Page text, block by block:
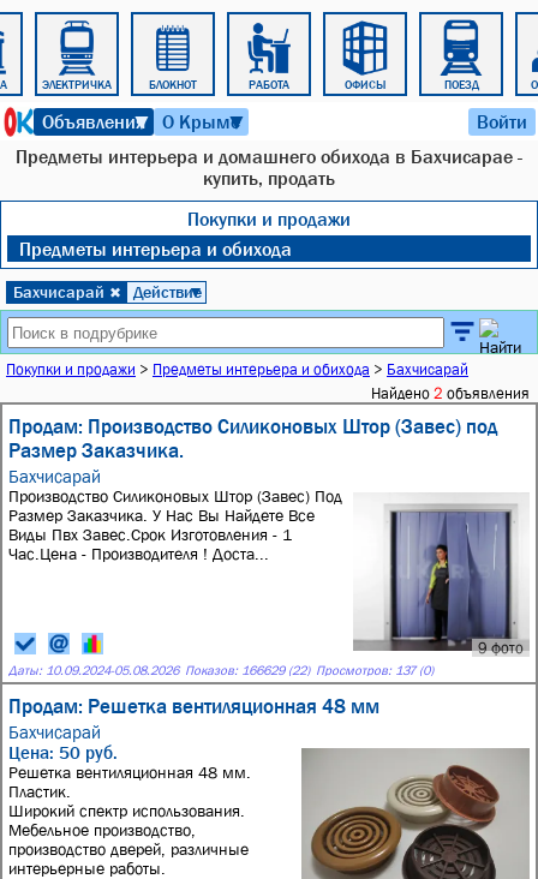
ЭЛЕКТРИЧКА БЛОКНОТ РАБОТА ОФИСЫ ПОЕЗД
Объявления
▼ О Крыме
▼ Войти
Предметы интерьера и домашнего обихода в Бахчисарае -
купить, продать
Покупки и продажи
Предметы интерьера и обихода
Бахчисарай ✖ Действие
▼
Покупки и продажи > Предметы интерьера и обихода > Бахчисарай
Найдено 2 объявления
Продам: Производство Силиконовых Штор (Завес) под
Размер Заказчика.
Бахчисарай
9 фото
Производство Силиконовых Штор (Завес) Под
Размер Заказчика. У Нас Вы Найдете Все
Виды Пвх Завес.Срок Изготовления - 1
Час.Цена - Производителя ! Доста...
Даты: 10.09.2024-05.08.2026 Показов: 166629 (22) Просмотров: 137 (0)
Продам: Решетка вентиляционная 48 мм
Бахчисарай
Цена: 50 руб.
Решетка вентиляционная 48 мм.
Пластик.
Широкий спектр использования.
Мебельное производство,
производство дверей, различные
интерьерные работы.